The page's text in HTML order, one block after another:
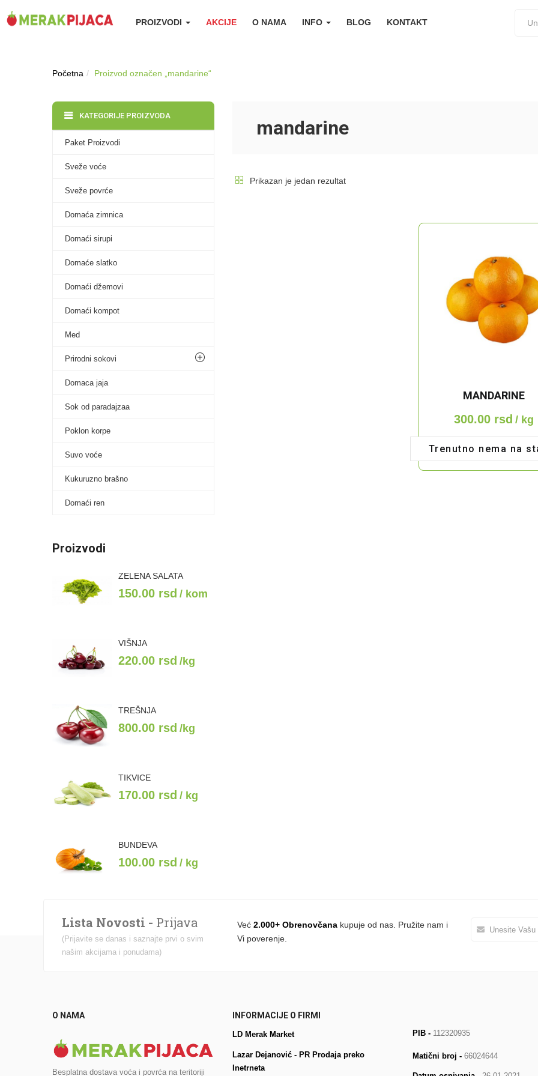
PROIZVODI AKCIJE O NAMA INFO BLOG KONTAKT
Početna Proizvod označen „mandarine“
mandarine
Prikazan je jedan rezultat
MANDARINE
300.00 rsd / kg
Trenutno nema na
KATEGORIJE PROIZVODA
Paket Proizvodi
Sveže voće
Sveže povrće
Domaća zimnica
Domaći sirupi
Domaće slatko
Domaći džemovi
Domaći kompot
Med
Prirodni sokovi
Domaca jaja
Sok od paradajzaa
Poklon korpe
Suvo voće
Kukuruzno brašno
Domaći ren
Proizvodi
ZELENA SALATA
150.00 rsd / kom
VIŠNJA
220.00 rsd /kg
TREŠNJA
800.00 rsd /kg
TIKVICE
170.00 rsd / kg
BUNDEVA
100.00 rsd / kg
Lista Novosti - Prijava
(Prijavite se danas i saznajte prvi o svim
našim akcijama i ponudama)
Već 2.000+ Obrenovčana kupuje od nas. Pružite nam i
Vi poverenje.
O NAMA
Besplatna dostava voća i povrća na teritoriji
INFORMACIJE O FIRMI
LD Merak Market
Lazar Dejanović - PR Prodaja preko
Inetrneta
PIB - 112320935
Matični broj - 66024644